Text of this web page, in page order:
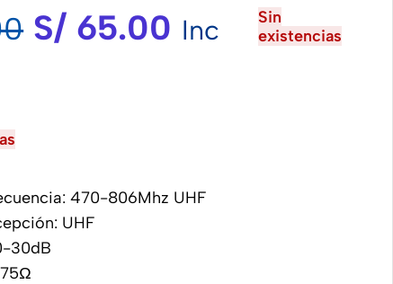
S/ 65.00 Inc
Sin
existencias
470-806Mhz UHF
UHF
30dB